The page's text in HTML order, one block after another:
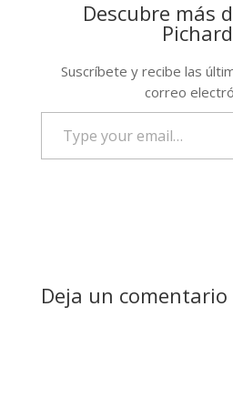
Descubre más
Suscríbete y recibe las
correo
email…
Deja un comentario